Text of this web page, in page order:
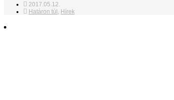
2017.05.12.
Határon túl, Hírek